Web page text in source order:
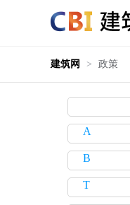
建筑网 > 政策
A
B
T